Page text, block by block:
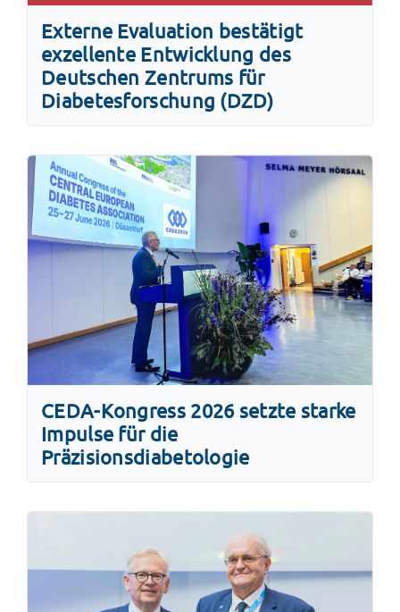
Externe Evaluation bestätigt
exzellente Entwicklung des
Deutschen Zentrums für
Diabetesforschung (DZD)
CEDA-Kongress 2026 setzte starke
Impulse für die
Präzisionsdiabetologie